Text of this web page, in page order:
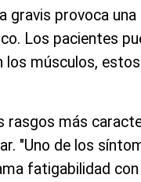
gravis provoca una
Los pacientes
los músculos,
rasgos más
"Uno de los
fatigabilidad con